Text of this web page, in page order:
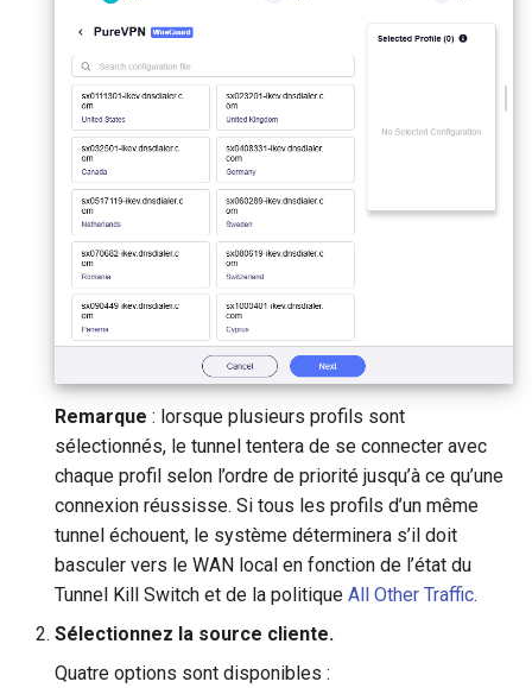
Remarque : lorsque plusieurs profils sont
sélectionnés, le tunnel tentera de se connecter avec
chaque profil selon l’ordre de priorité jusqu’à ce qu’une
connexion réussisse. Si tous les profils d’un même
tunnel échouent, le système déterminera s’il doit
basculer vers le WAN local en fonction de l’état du
Tunnel Kill Switch et de la politique All Other Traffic.
Sélectionnez la source cliente.
Quatre options sont disponibles :